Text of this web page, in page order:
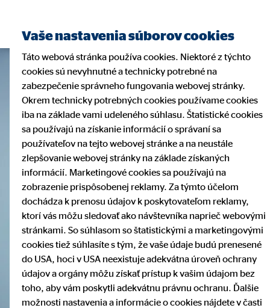
Vaše nastavenia súborov cookies
Táto webová stránka používa cookies. Niektoré z týchto
cookies sú nevyhnutné a technicky potrebné na
zabezpečenie správneho fungovania webovej stránky.
Okrem technicky potrebných cookies používame cookies
iba na základe vami udeleného súhlasu. Štatistické cookies
sa používajú na získanie informácií o správaní sa
používateľov na tejto webovej stránke a na neustále
zlepšovanie webovej stránky na základe získaných
informácií. Marketingové cookies sa používajú na
zobrazenie prispôsobenej reklamy. Za týmto účelom
dochádza k prenosu údajov k poskytovateľom reklamy,
ktorí vás môžu sledovať ako návštevníka naprieč webovými
stránkami. So súhlasom so štatistickými a marketingovými
cookies tiež súhlasíte s tým, že vaše údaje budú prenesené
do USA, hoci v USA neexistuje adekvátna úroveň ochrany
údajov a orgány môžu získať prístup k vašim údajom bez
toho, aby vám poskytli adekvátnu právnu ochranu. Ďalšie
možnosti nastavenia a informácie o cookies nájdete v časti